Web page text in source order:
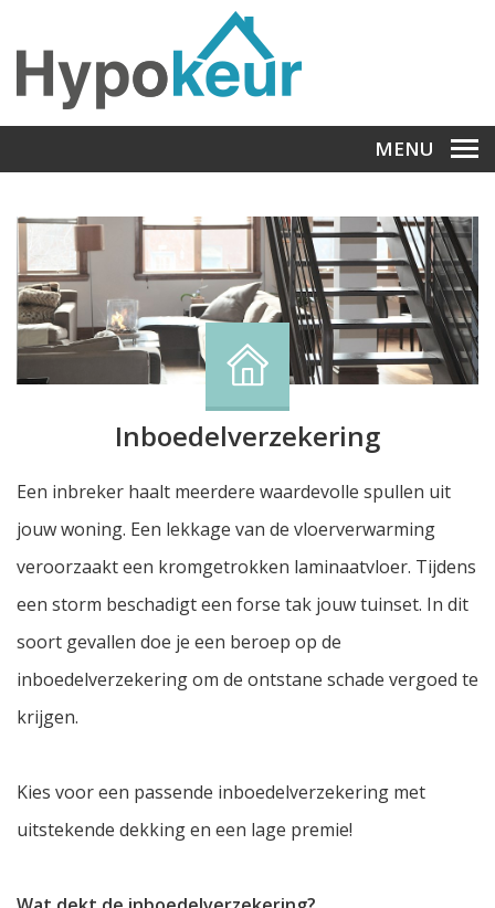
MENU
Inboedelverzekering
Een inbreker haalt meerdere waardevolle spullen uit
jouw woning. Een lekkage van de vloerverwarming
veroorzaakt een kromgetrokken laminaatvloer. Tijdens
een storm beschadigt een forse tak jouw tuinset. In dit
soort gevallen doe je een beroep op de
inboedelverzekering om de ontstane schade vergoed te
krijgen.
Kies voor een passende inboedelverzekering met
uitstekende dekking en een lage premie!